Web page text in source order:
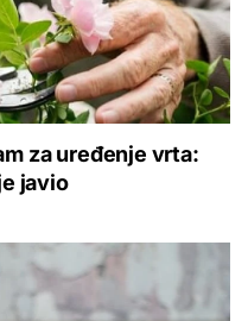
za uređenje vrta:
javio